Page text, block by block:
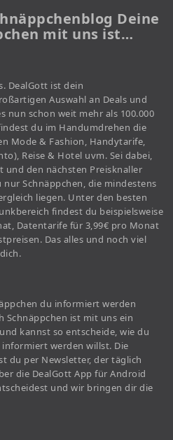
Deine
mit uns ist…
DealGott ist dein
Auswahl an Deals und
nun schon weit mehr als 100.000
du im Handumdrehen die
Mode & Fashion, Handytarife,
Reise & Hotel uvm. Sei dabei,
und den nächsten Preisknaller
Schnäppchen, die mindestens
liegen. Unter den besten
findest du beispielsweise
Datentarife für 3,99€ pro Monat
Das alles und noch viel
du informiert werden
Schnäppchen ist mit uns ein
kannst so entscheide, wie du
werden willst. Die
du per Newsletter, der täglich
die DealGott App für Android
und wir bringen dir die